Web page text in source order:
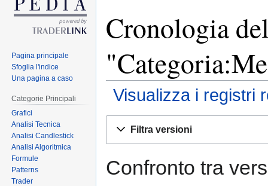
Cronologia
Visualizza i registri
Filtra versioni
Confronto tra
Pagina principale
Sfoglia l'indice
Una pagina a caso
Categorie Principali
Grafici
Analisi Tecnica
Analisi Candlestick
Analisi Algoritmica
Formule
Patterns
Trader